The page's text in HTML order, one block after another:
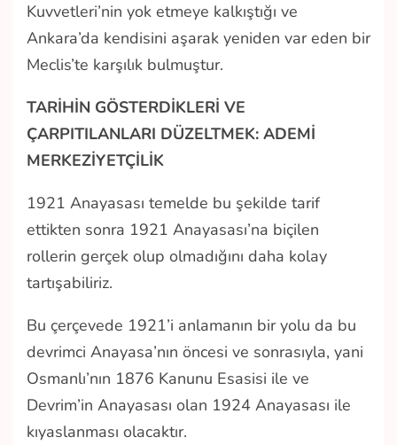
Kuvvetleri’nin yok etmeye kalkıştığı ve
Ankara’da kendisini aşarak yeniden var eden bir
Meclis’te karşılık bulmuştur.
TARİHİN GÖSTERDİKLERİ VE
ÇARPITILANLARI DÜZELTMEK: ADEMİ
MERKEZİYETÇİLİK
1921 Anayasası temelde bu şekilde tarif
ettikten sonra 1921 Anayasası’na biçilen
rollerin gerçek olup olmadığını daha kolay
tartışabiliriz.
Bu çerçevede 1921’i anlamanın bir yolu da bu
devrimci Anayasa’nın öncesi ve sonrasıyla, yani
Osmanlı’nın 1876 Kanunu Esasisi ile ve
Devrim’in Anayasası olan 1924 Anayasası ile
kıyaslanması olacaktır.